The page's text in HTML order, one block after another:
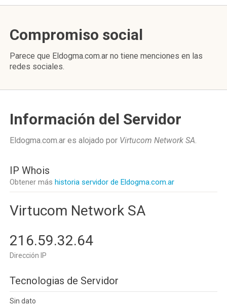
Compromiso social
Parece que Eldogma.com.ar no tiene menciones en las
redes sociales.
Información del Servidor
Eldogma.com.ar es alojado por Virtucom Network SA.
IP Whois
Obtener más historia servidor de Eldogma.com.ar
Virtucom Network SA
216.59.32.64
Dirección IP
Tecnologias de Servidor
Sin dato